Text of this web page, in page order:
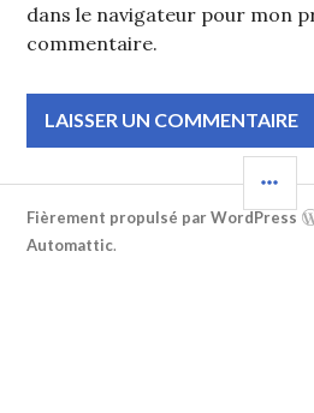
dans le navigateur pour mon
commentaire.
Fièrement propulsé par WordPress
Automattic.